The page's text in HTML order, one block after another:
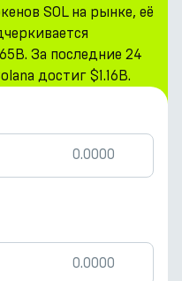
SOL на рынке, её
За последние 24
достиг $1.16B.